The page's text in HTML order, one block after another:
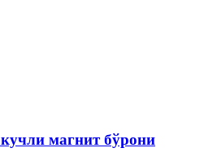
магнит бўрони